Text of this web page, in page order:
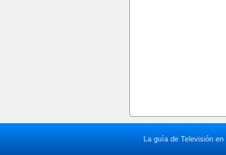
La guía de Televisión